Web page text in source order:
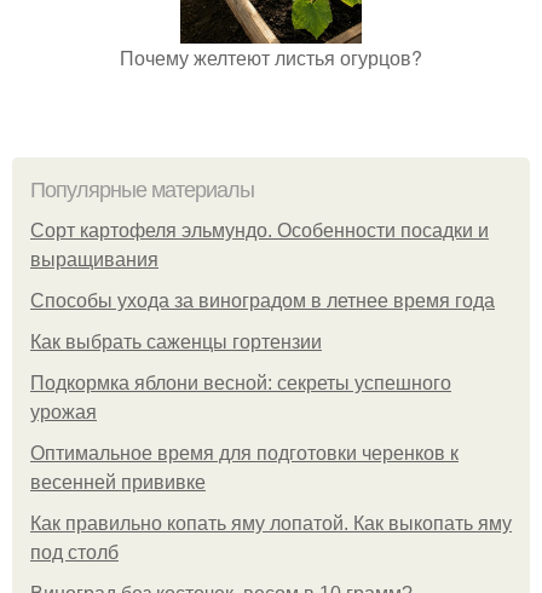
Почему желтеют листья огурцов?
Популярные материалы
Сорт картофеля эльмундо. Особенности посадки и
выращивания
Способы ухода за виноградом в летнее время года
Как выбрать саженцы гортензии
Подкормка яблони весной: секреты успешного
урожая
Оптимальное время для подготовки черенков к
весенней прививке
Как правильно копать яму лопатой. Как выкопать яму
под столб